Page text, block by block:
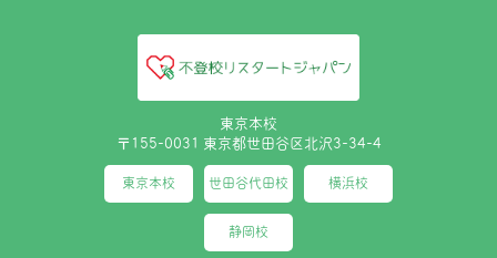
東京本校
〒155-0031 東京都世田谷区北沢3-34-4
東京本校 世田谷代田校 横浜校
静岡校